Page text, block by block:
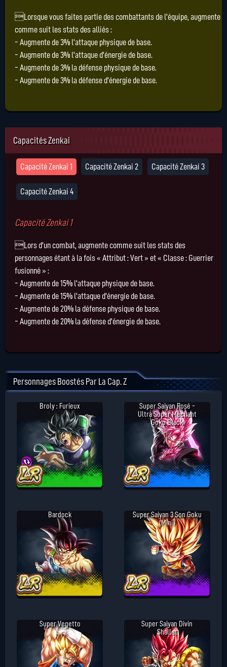
Lorsque vous faites partie des combattants de l'équipe, augmente
comme suit les stats des alliés :
- Augmente de 3% l'attaque physique de base.
- Augmente de 3% l'attaque d'énergie de base.
- Augmente de 3% la défense physique de base.
- Augmente de 3% la défense d'énergie de base.
Capacités Zenkai
Capacité Zenkai 1 Capacité Zenkai 2 Capacité Zenkai 3
Capacité Zenkai 4
Capacité Zenkai 1
Lors d'un combat, augmente comme suit les stats des
personnages étant à la fois « Attribut : Vert » et « Classe : Guerrier
fusionné » :
- Augmente de 15% l'attaque physique de base.
- Augmente de 15% l'attaque d'énergie de base.
- Augmente de 20% la défense physique de base.
- Augmente de 20% la défense d'énergie de base.
Personnages Boostés Par La Cap. Z
Broly : Furieux
Super Saiyan Rosé -
Ultra Super Méchant
Goku Black
Bardock
Super Saiyan 3 Son Goku
(Mini)
Super Vegetto
Super Saiyan Divin
Shallet